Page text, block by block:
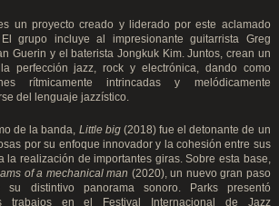
un proyecto creado y liderado por este aclamado
grupo incluye al impresionante guitarrista Greg
Guerin y el baterista Jongkuk Kim. Juntos, crean un
perfección jazz, rock y electrónica, dando como
rítmicamente intrincadas y melódicamente
del lenguaje jazzístico.
de la banda, Little big(2018) fue el detonante de un
por su enfoque innovador y la cohesión entre sus
la realización de importantes giras. Sobre esta base,
of a mechanical man (2020), un nuevo gran paso
distintivo panorama sonoro. Parks presentó
trabajos en el Festival Internacional de Jazz